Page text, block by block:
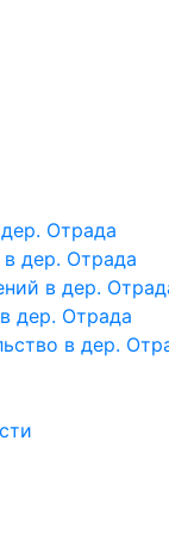
Отрада
дер. Отрада
в дер.
дер. Отрада
в дер.